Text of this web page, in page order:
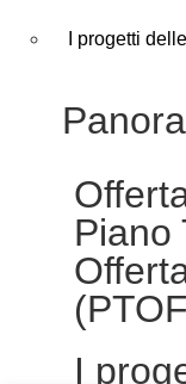
I progetti
Piano
I